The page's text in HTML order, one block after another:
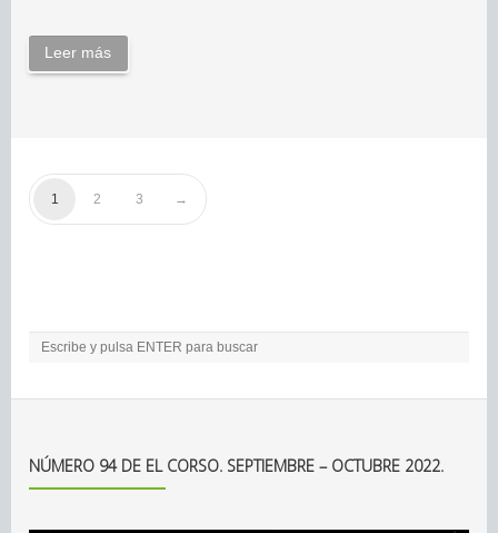
Leer más
1 2 3
NÚMERO 94 DE EL CORSO. SEPTIEMBRE – OCTUBRE 2022.